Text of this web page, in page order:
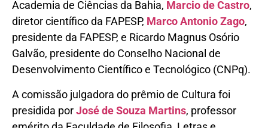
Academia de Ciências da Bahia, Marcio de Castro,
diretor científico da FAPESP, Marco Antonio Zago,
presidente da FAPESP, e Ricardo Magnus Osório
Galvão, presidente do Conselho Nacional de
Desenvolvimento Científico e Tecnológico (CNPq).
A comissão julgadora do prêmio de Cultura foi
presidida porJosé de Souza Martins, professor